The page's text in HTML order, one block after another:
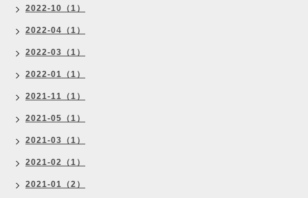
2022-10（1）
2022-04（1）
2022-03（1）
2022-01（1）
2021-11（1）
2021-05（1）
2021-03（1）
2021-02（1）
2021-01（2）